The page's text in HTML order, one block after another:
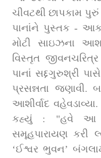
ચીવટથી છાપકામ
પાનાંને પુસ્તક -
મોટી સાઇઝના
વિસ્તૃત
પાનાં સદ્દગુરુશ્રી
પ્રસન્નતા જણાવી.
આશીર્વાદ
કહ્યું : "હવે આ
સમૂહપારાયણ કરી
‘ઈશ્વર ભુવન’